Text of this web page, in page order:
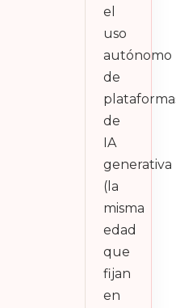
el
uso
autónomo
de
de
IA
generativa
(la
misma
edad
que
fijan
en